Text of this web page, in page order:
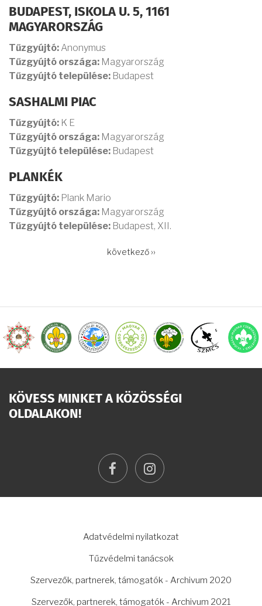
BUDAPEST, ISKOLA U. 5, 1161
MAGYARORSZÁG
Tűzgyújtó: Anonymus
Tűzgyújtó országa: Magyarország
Tűzgyújtó települése: Budapest
SASHALMI PIAC
Tűzgyújtó: K E
Tűzgyújtó országa: Magyarország
Tűzgyújtó települése: Budapest
PLANKÉK
Tűzgyújtó: Plank Mario
Tűzgyújtó országa: Magyarország
Tűzgyújtó települése: Budapest, XII.
Következő
következő ››
KÖVESS MINKET A KÖZÖSSÉGI
OLDALAKON!
facebookinstagram
Adatvédelmi nyilatkozat
Tűzvédelmi tanácsok
Szervezők, partnerek, támogatók - Archivum 2020
Szervezők, partnerek, támogatók - Archivum 2021